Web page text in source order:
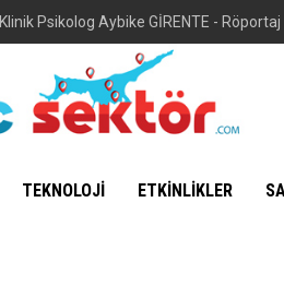
Vuni Sarayı
TEKNOLOJİ ETKİNLİKLER